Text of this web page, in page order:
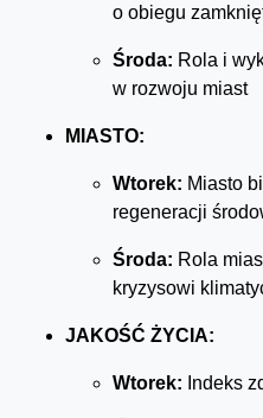
o obiegu
Środa: Rola i
w rozwoju miast
MIASTO:
Wtorek: Miasto
regeneracji
Środa: Rola
kryzysowi
JAKOŚĆ ŻYCIA:
Wtorek: Indeks